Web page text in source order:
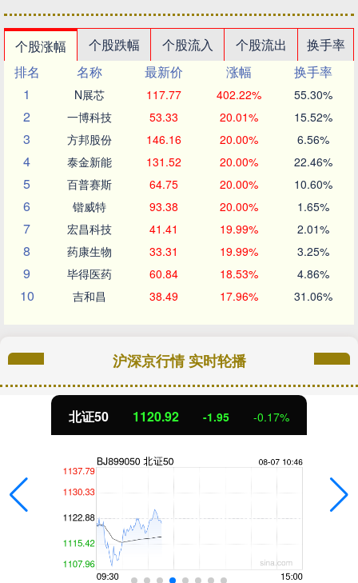
个股涨幅 个股跌幅 个股流入 个股流出
换手率
排名
名称 最新价 涨幅
换手率
1
N展芯 117.77 402.22% 55.30%
2 一博科技 53.33 20.01% 15.52%
3 方邦股份 146.16 20.00% 6.56%
4 泰金新能 131.52 20.00% 22.46%
5 百普赛斯 64.75 20.00% 10.60%
6 锴威特 93.38 20.00% 1.65%
7 宏昌科技 41.41 19.99% 2.01%
8 药康生物 33.31 19.99% 3.25%
9 毕得医药 60.84 18.53% 4.86%
10 吉和昌 38.49 17.96% 31.06%
沪深京行情 实时轮播
北证50 1120.92 -1.95 -0.17%